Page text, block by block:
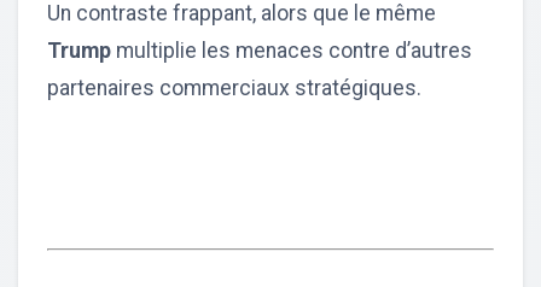
Un contraste frappant, alors que le même
Trump multiplie les menaces contre d’autres
partenaires commerciaux stratégiques.